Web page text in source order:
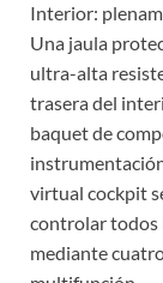
Interior:
Una jaula
ultra-alta
trasera del
baquet de
virtual cockpit
controlar todos
mediante